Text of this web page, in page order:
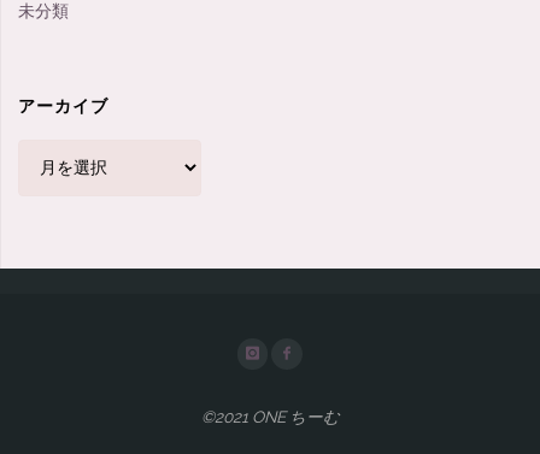
未分類
アーカイブ
ブ
©2021 ONE ちーむ